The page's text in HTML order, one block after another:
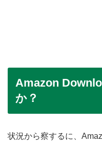
Amazon
か？
状況から察するに、